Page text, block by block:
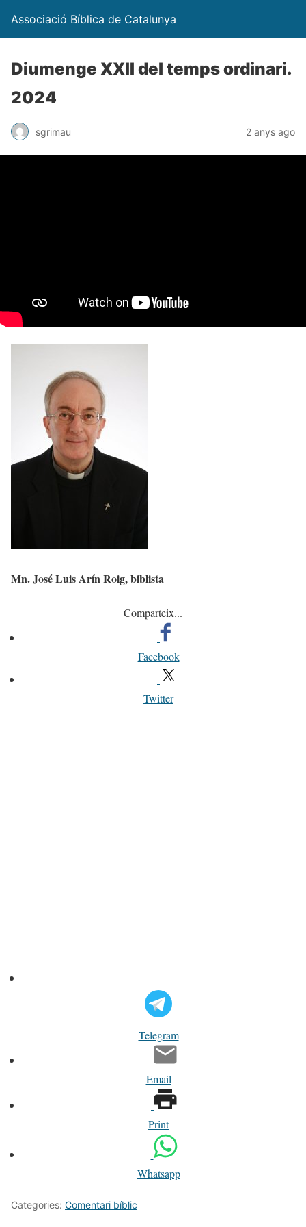
Associació Bíblica de Catalunya
Diumenge XXII del temps ordinari.
2024
sgrimau 2 anys ago
Mn. José Luis Arín Roig, biblista
Comparteix...
Facebook
Twitter
Telegram
Email
Print
Whatsapp
Categories: Comentari bíblic